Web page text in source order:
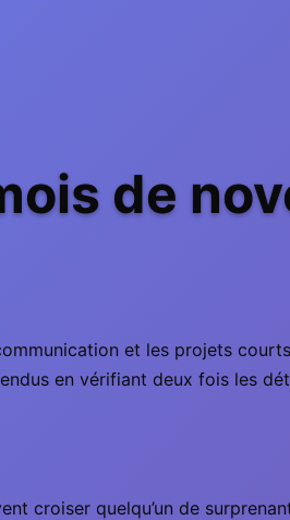
de
et les projets
en vérifiant deux fois les
croiser quelqu’un de